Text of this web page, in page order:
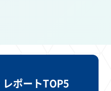
ポートTOP5